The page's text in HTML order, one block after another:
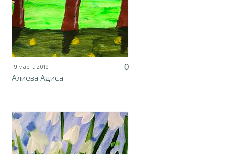
19 марта 2019
0
Алиева Адиса